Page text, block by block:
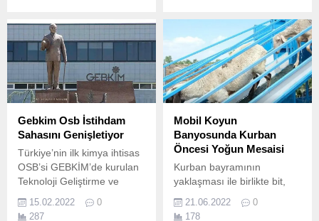
Gebkim Osb İstihdam
Sahasını Genişletiyor
Türkiye’nin ilk kimya ihtisas
OSB’si GEBKİM’de kurulan
Teknoloji Geliştirme ve
bölgesel istihdama katkı
15.02.2022
0
287
Mobil Koyun
Banyosunda Kurban
Öncesi Yoğun Mesaisi
Kurban bayramının
yaklaşması ile birlikte bit,
hastalığın küçükbaş
21.06.2022
0
178